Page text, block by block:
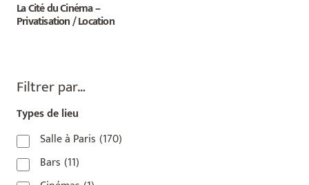
La Cité du Cinéma –
Privatisation / Location
Filtrer par…
Types de lieu
Salle à Paris (170)
Bars (11)